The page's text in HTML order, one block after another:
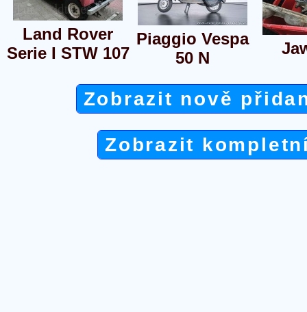
Land Rover
Serie I STW 107
Piaggio Vespa
50 N
Zobrazit nově
Zobrazit